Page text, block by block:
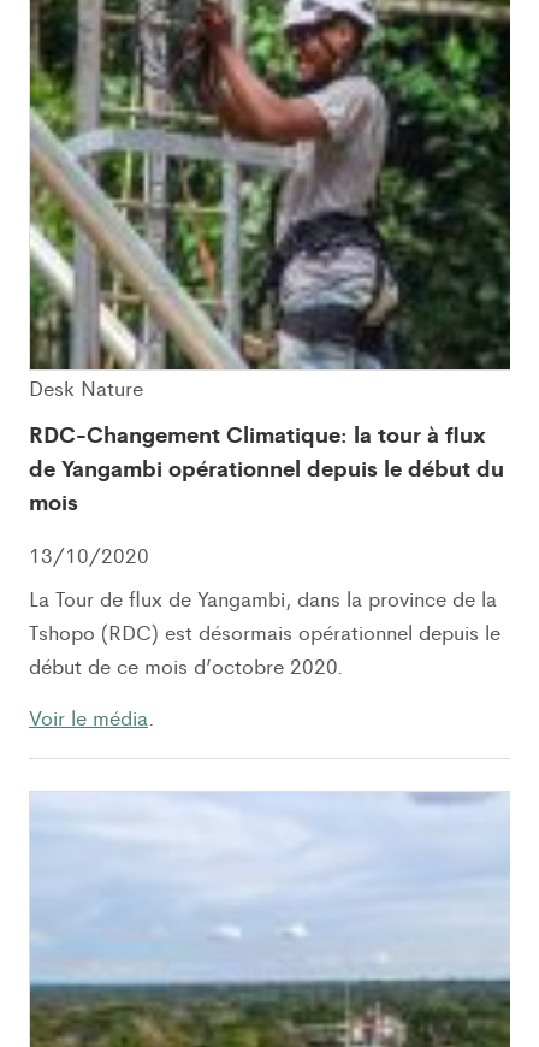
Desk Nature
RDC-Changement Climatique: la tour à flux
de Yangambi opérationnel depuis le début du
mois
13/10/2020
La Tour de flux de Yangambi, dans la province de la
Tshopo (RDC) est désormais opérationnel depuis le
début de ce mois d’octobre 2020.
Voir le média.